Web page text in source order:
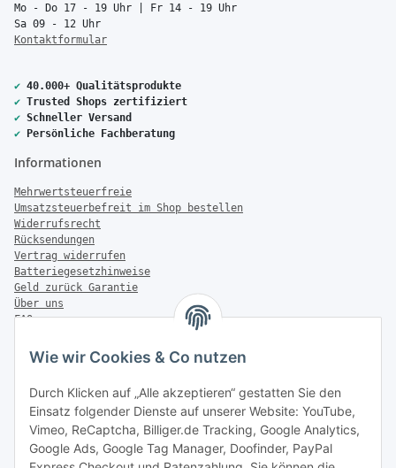
Wie wir Cookies & Co nutzen
Durch Klicken auf „Alle akzeptieren“ gestatten Sie den
Einsatz folgender Dienste auf unserer Website: YouTube,
Vimeo, ReCaptcha, Billiger.de Tracking, Google Analytics,
Google Ads, Google Tag Manager, Doofinder, PayPal
Mo - Do 17 - 19 Uhr | Fr 14 - 19 Uhr
Sa 09 - 12 Uhr
Kontaktformular
✔ 40.000+ Qualitätsprodukte
✔ Trusted Shops zertifiziert
✔ Schneller Versand
✔ Persönliche Fachberatung
Informationen
Mehrwertsteuerfreie
Umsatzsteuerbefreit im Shop bestellen
Widerrufsrecht
Rücksendungen
Vertrag widerrufen
Batteriegesetzhinweise
Geld zurück Garantie
Über uns
FAQ
Zahlung & Versand
Versandinformationen